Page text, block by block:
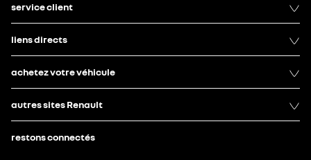
service client
liens directs
achetez votre véhicule
autres sites Renault
restons connectés